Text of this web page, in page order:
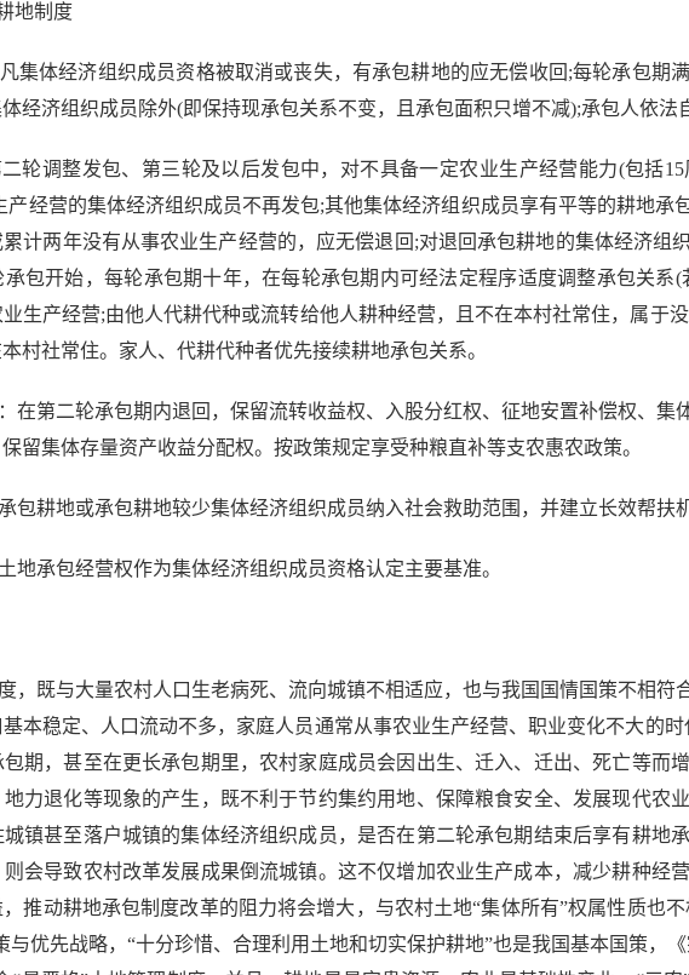
地制度
体经济组织成员资格被取消或丧失，有承包耕地的应无偿收回;每轮承包期
经济组织成员除外(即保持现承包关系不变，且承包面积只增不减);承包人依法
调整发包、第三轮及以后发包中，对不具备一定农业生产经营能力(包括15
产经营的集体经济组织成员不再发包;其他集体经济组织成员享有平等的耕地承
计两年没有从事农业生产经营的，应无偿退回;对退回承包耕地的集体经济组
包开始，每轮承包期十年，在每轮承包期内可经法定程序适度调整承包关系
生产经营;由他人代耕代种或流转给他人耕种经营，且不在本村社常住，属于
村社常住。家人、代耕代种者优先接续耕地承包关系。
第二轮承包期内退回，保留流转收益权、入股分红权、征地安置补偿权、集
留集体存量资产收益分配权。按政策规定享受种粮直补等支农惠农政策。
耕地或承包耕地较少集体经济组织成员纳入社会救助范围，并建立长效帮扶机
承包经营权作为集体经济组织成员资格认定主要基准。
既与大量农村人口生老病死、流向城镇不相适应，也与我国国情国策不相符
本稳定、人口流动不多，家庭人员通常从事农业生产经营、职业变化不大的
期，甚至在更长承包期里，农村家庭成员会因出生、迁入、迁出、死亡等而
力退化等现象的产生，既不利于节约集约用地、保障粮食安全、发展现代农
镇甚至落户城镇的集体经济组织成员，是否在第二轮承包期结束后享有耕地
会导致农村改革发展成果倒流城镇。这不仅增加农业生产成本，减少耕种经
推动耕地承包制度改革的阻力将会增大，与农村土地“集体所有”权属性质也
与优先战略，“十分珍惜、合理利用土地和切实保护耕地”也是我国基本国策，